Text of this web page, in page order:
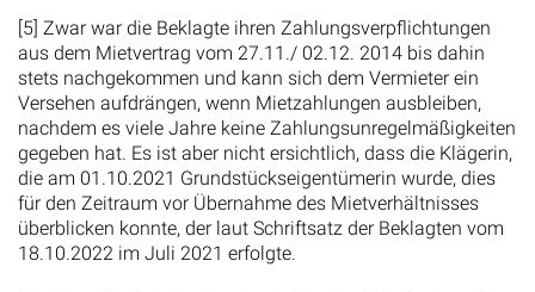
[5] Zwar war die Beklagte ihren Zahlungsverpflichtungen
aus dem Mietvertrag vom 27.11./ 02.12. 2014 bis dahin
stets nachgekommen und kann sich dem Vermieter ein
Versehen aufdrängen, wenn Mietzahlungen ausbleiben,
nachdem es viele Jahre keine Zahlungsunregelmäßigkeiten
gegeben hat. Es ist aber nicht ersichtlich, dass die Klägerin,
die am 01.10.2021 Grundstückseigentümerin wurde, dies
für den Zeitraum vor Übernahme des Mietverhältnisses
überblicken konnte, der laut Schriftsatz der Beklagten vom
18.10.2022 im Juli 2021 erfolgte.